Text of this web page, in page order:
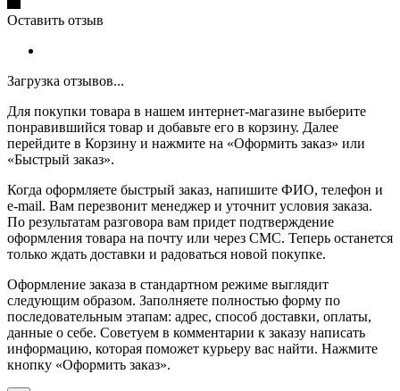
Оставить отзыв
Загрузка отзывов...
Для покупки товара в нашем интернет-магазине выберите
понравившийся товар и добавьте его в корзину. Далее
перейдите в Корзину и нажмите на «Оформить заказ» или
«Быстрый заказ».
Когда оформляете быстрый заказ, напишите ФИО, телефон и
e-mail. Вам перезвонит менеджер и уточнит условия заказа.
По результатам разговора вам придет подтверждение
оформления товара на почту или через СМС. Теперь останется
только ждать доставки и радоваться новой покупке.
Оформление заказа в стандартном режиме выглядит
следующим образом. Заполняете полностью форму по
последовательным этапам: адрес, способ доставки, оплаты,
данные о себе. Советуем в комментарии к заказу написать
информацию, которая поможет курьеру вас найти. Нажмите
кнопку «Оформить заказ».